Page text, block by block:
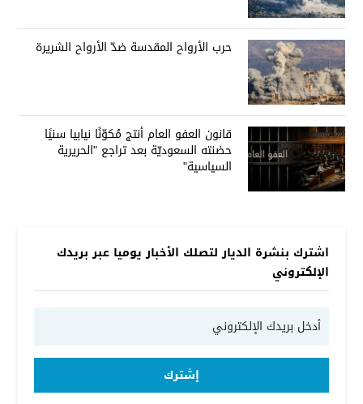
حرب الأرواح المقدسة ضدّ الأرواح الشريرة
قانون العفو العام أنتج مُكوّنًا نيابيا سنيًا
حضنته السعوديّة بعد تراجع "الحريرية
السياسية"
اشترك بنشرة الديار لتصلك الأخبار يوميا عبر بريدك
الإلكتروني
إشترك